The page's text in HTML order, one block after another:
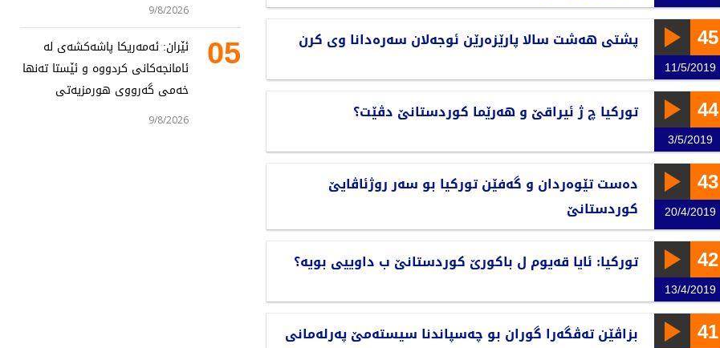
45
11/5/2019
پشتی هەشت سالا پارێزەرێن ئوجەلان سەرەدانا وی كرن
44
3/5/2019
تورکیا چ ژ ئیراقێ و هەرێما کوردستانێ دڤێت؟
43
20/4/2019
دەست تێوەردان و گەفێن توركیا بو سەر روژئاڤایێ‌
كوردستانێ‌
42
13/4/2019
توركیا: ئایا قەیوم ل باكورێ‌ كوردستانێ‌ ب داوییی بویە؟
41
بزاڤێن تەڤگەرا گوران بو چەسپاندنا سیستەمێ پەرلەمانی
9/8/2026
05
ئێران: ئەمەریکا پاشەکشەی لە
ئامانجەکانی کردووە و ئێستا تەنها
خەمی گەرووی هورمزیەتی
9/8/2026